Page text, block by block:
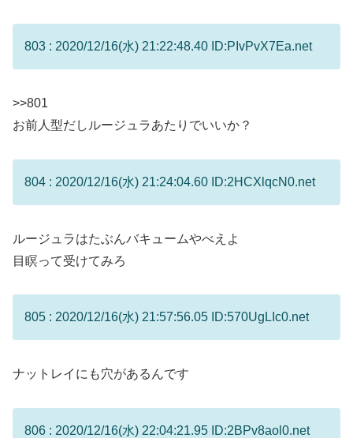
803 : 2020/12/16(水) 21:22:48.40 ID:PIvPvX7Ea.net
>>801
お前人型だしルージュラあたりでいいか？
804 : 2020/12/16(水) 21:24:04.60 ID:2HCXlqcN0.net
ルージュラはたぶんバキュームやべえよ
目瞑って受けてみろ
805 : 2020/12/16(水) 21:57:56.05 ID:570UgLIc0.net
ナットレイにも穴があるんです
806 : 2020/12/16(水) 22:04:21.95 ID:2BPv8aol0.net